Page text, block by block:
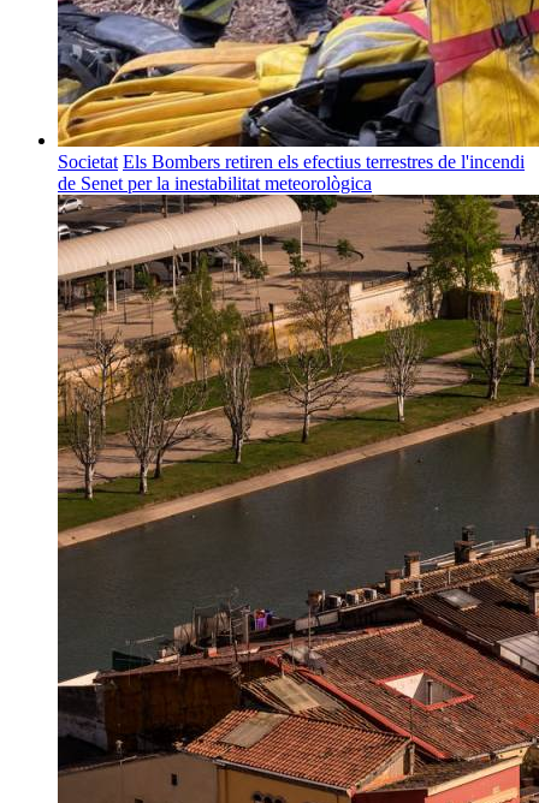
Societat Els Bombers retiren els efectius terrestres de l'incendi
de Senet per la inestabilitat meteorològica